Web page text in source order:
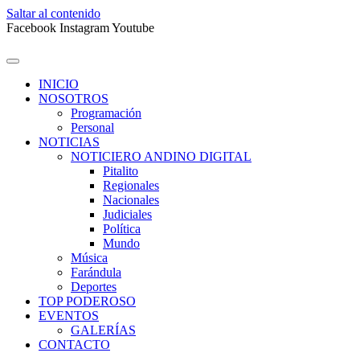
Saltar al contenido
Facebook InstagramYoutube
INICIO
NOSOTROS
Programación
Personal
NOTICIAS
NOTICIERO ANDINO DIGITAL
Pitalito
Regionales
Nacionales
Judiciales
Política
Mundo
Música
Farándula
Deportes
TOP PODEROSO
EVENTOS
GALERÍAS
CONTACTO